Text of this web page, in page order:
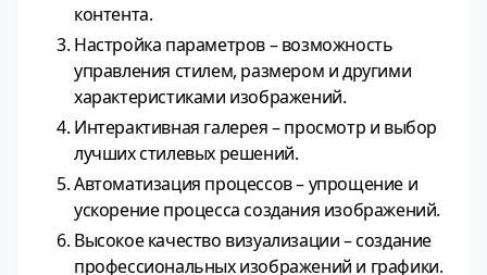
контента.
Настройка параметров – возможность
управления стилем, размером и другими
характеристиками изображений.
Интерактивная галерея – просмотр и выбор
лучших стилевых решений.
Автоматизация процессов – упрощение и
ускорение процесса создания изображений.
Высокое качество визуализации – создание
профессиональных изображений и графики.